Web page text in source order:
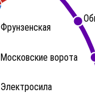
Московские ворота
Фрунзенская
Электросила